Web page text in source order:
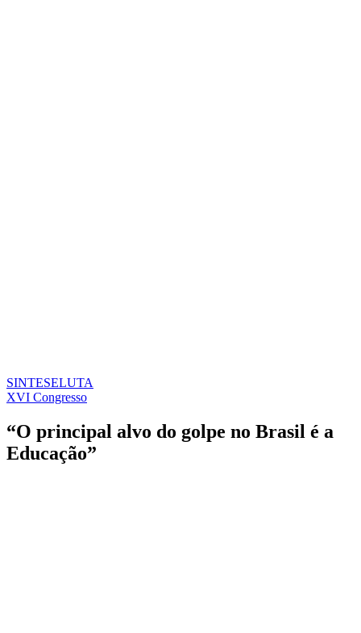
SINTESELUTA
XVI Congresso
“O principal alvo do golpe no Brasil é a
Educação”